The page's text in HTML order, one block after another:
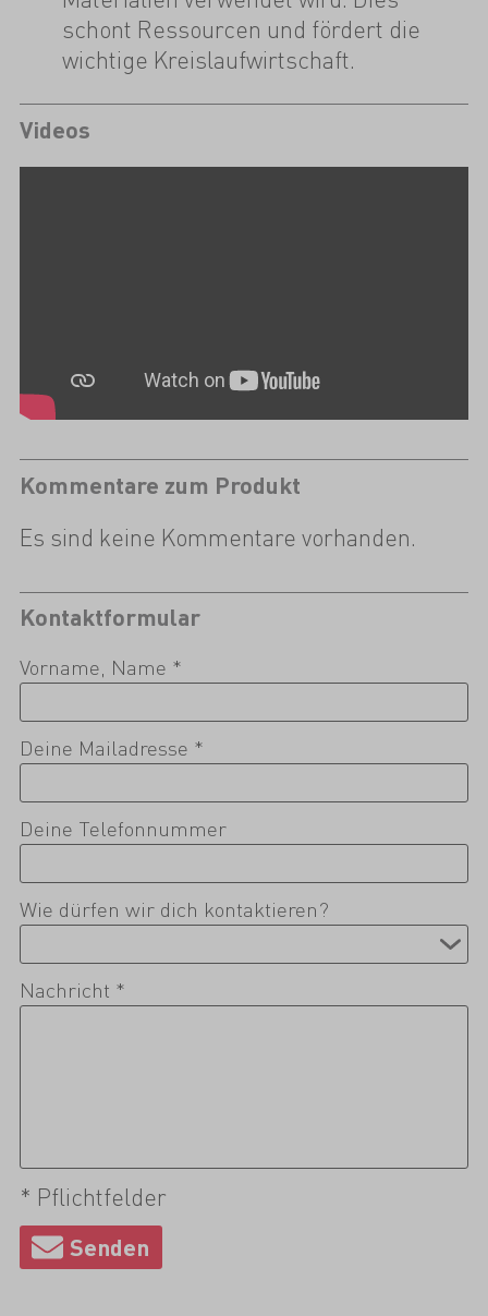
schont Ressourcen und fördert die
wichtige Kreislaufwirtschaft.
Videos
Kommentare zum Produkt
Es sind keine Kommentare vorhanden.
Kontaktformular
Vorname, Name *
Deine Mailadresse *
Deine Telefonnummer
Wie dürfen wir dich kontaktieren?
Nachricht *
* Pflichtfelder